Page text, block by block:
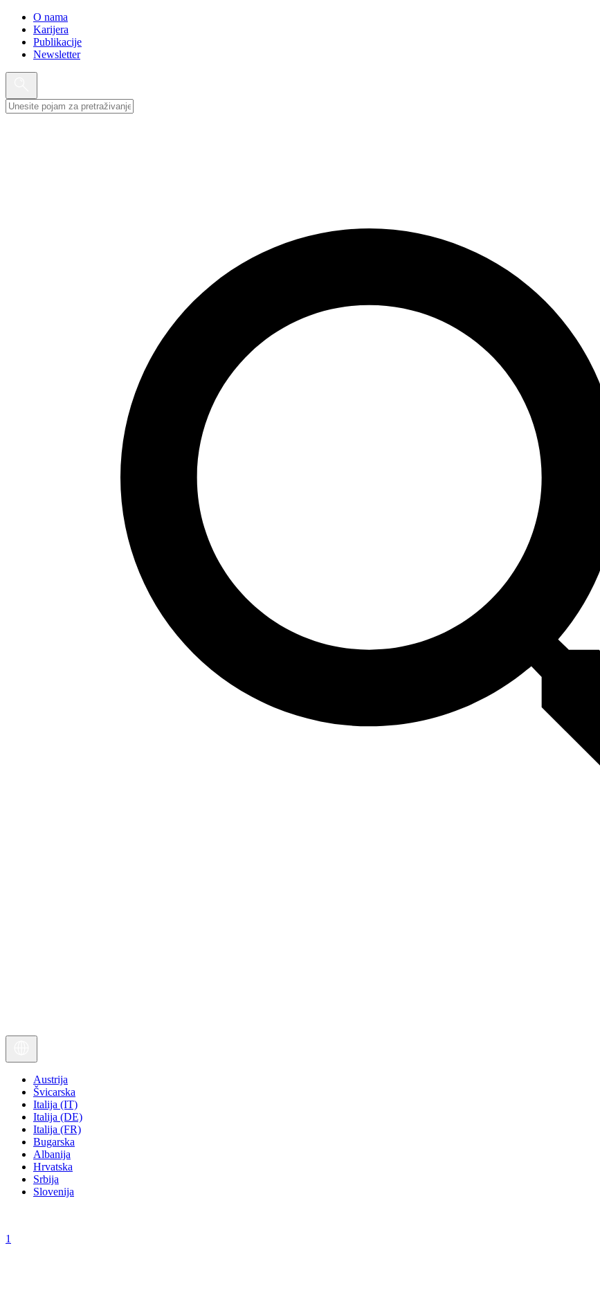
O nama
Karijera
Publikacije
Newsletter
Austrija
Švicarska
Italija (IT)
Italija (DE)
Italija (FR)
Bugarska
Albanija
Hrvatska
Srbija
Slovenija
1